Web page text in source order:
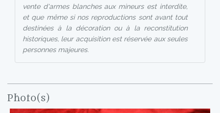
vente d'armes blanches aux mineurs est interdite,
et que même si nos reproductions sont avant tout
destinées à la décoration ou à la reconstitution
historiques, leur acquisition est réservée aux seules
personnes majeures.
Photo(s)